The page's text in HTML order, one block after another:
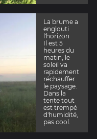
La brume a
englouti
l'horizon
Il est 5
heures du
matin, le
soleil va
rapidement
réchauffer
le paysage.
Dans la
tente tout
est trempé
d'humidité,
pas cool.